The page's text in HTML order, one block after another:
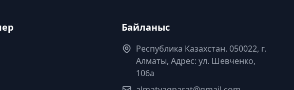
Байланыс
Республика Казахстан. 050022, г.
Алматы, Адрес: ул. Шевченко,
106а